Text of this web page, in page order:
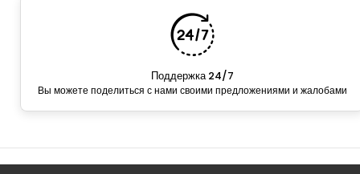
Поддержка 24/7
Вы можете поделиться с нами своими предложениями и жалобами